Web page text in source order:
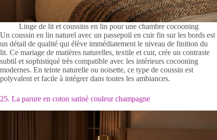
Linge de lit et coussins en lin pour une chambre cocooning
Un coussin en lin naturel avec un passepoil en cuir fin sur les bords est
un détail de qualité qui élève immédiatement le niveau de finition du
lit. Ce mariage de matières naturelles, textile et cuir, crée un contraste
subtil et sophistiqué très compatible avec les intérieurs cocooning
modernes. En teinte naturelle ou noisette, ce type de coussin est
polyvalent et facile à intégrer dans toutes les ambiances.
25. La parure en coton satiné couleur champagne